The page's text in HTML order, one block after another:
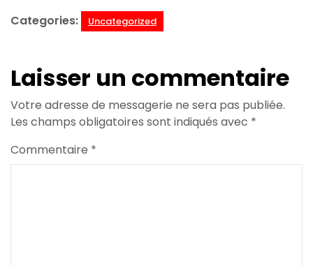
Categories:
Uncategorized
Laisser un commentaire
Votre adresse de messagerie ne sera pas publiée.
Les champs obligatoires sont indiqués avec *
Commentaire *